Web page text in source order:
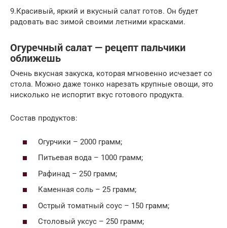
9.Красивый, яркий и вкусный салат готов. Он будет
радовать вас зимой своими летними красками.
Огуречный салат — рецепт пальчики
оближешь
Очень вкусная закуска, которая мгновенно исчезает со
стола. Можно даже тонко нарезать крупные овощи, это
нисколько не испортит вкус готового продукта.
Состав продуктов:
Огурчики – 2000 грамм;
Питьевая вода – 1000 грамм;
Рафинад – 250 грамм;
Каменная соль – 25 грамм;
Острый томатный соус – 150 грамм;
Столовый уксус – 250 грамм;